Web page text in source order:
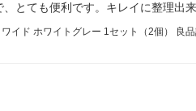
とても便利です。キレイに整理出
イド ホワイトグレー 1セット（2個） 良